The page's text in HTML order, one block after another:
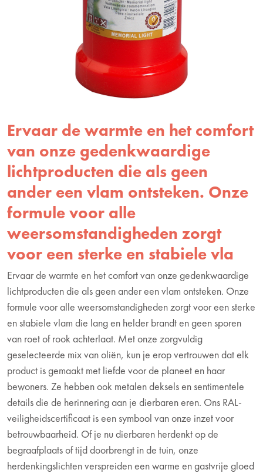
Ervaar de warmte en het comfort
van onze gedenkwaardige
lichtproducten die als geen
ander een vlam ontsteken. Onze
formule voor alle
weersomstandigheden zorgt
voor een sterke en stabiele vla
Ervaar de warmte en het comfort van onze gedenkwaardige
lichtproducten die als geen ander een vlam ontsteken. Onze
formule voor alle weersomstandigheden zorgt voor een sterke
en stabiele vlam die lang en helder brandt en geen sporen
van roet of rook achterlaat. Met onze zorgvuldig
geselecteerde mix van oliën, kun je erop vertrouwen dat elk
product is gemaakt met liefde voor de planeet en haar
bewoners. Ze hebben ook metalen deksels en sentimentele
details die de herinnering aan je dierbaren eren. Ons RAL-
veiligheidscertificaat is een symbool van onze inzet voor
betrouwbaarheid. Of je nu dierbaren herdenkt op de
begraafplaats of tijd doorbrengt in de tuin, onze
herdenkingslichten verspreiden een warme en gastvrije gloed